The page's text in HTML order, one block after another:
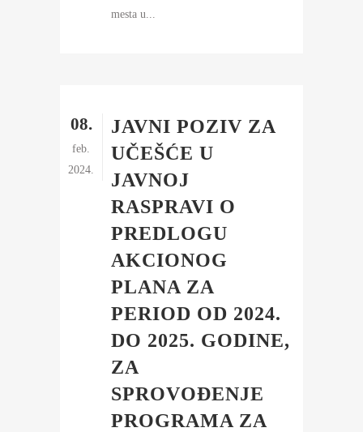
mesta u...
08.
feb.
2024.
JAVNI POZIV ZA
UČEŠĆE U
JAVNOJ
RASPRAVI O
PREDLOGU
AKCIONOG
PLANA ZA
PERIOD OD 2024.
DO 2025. GODINE,
ZA
SPROVOĐENJE
PROGRAMA ZA